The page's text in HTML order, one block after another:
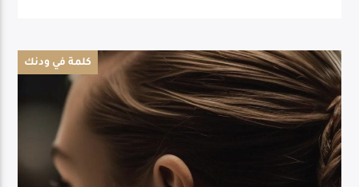
كلمة في ودنك